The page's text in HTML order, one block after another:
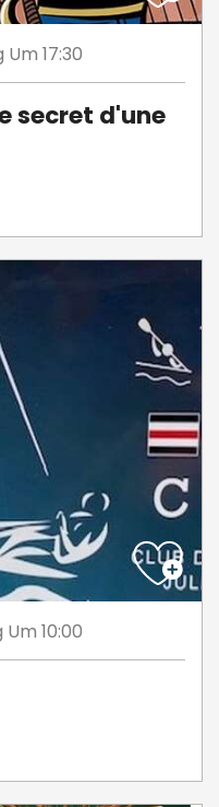
Um 17:30
secret d'une
Um 10:00